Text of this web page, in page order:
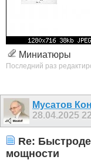
Миниатюры
Последний раз
Мусатов
28.04.2025
Re:
мощности